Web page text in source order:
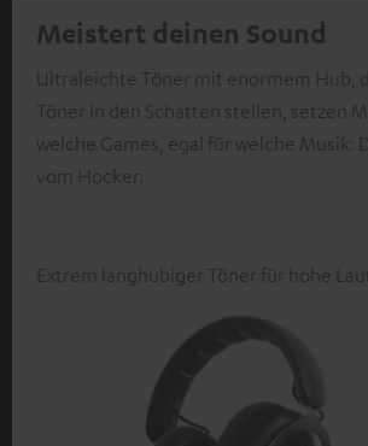
Meistert deinen Sound
Ultraleichte Töner mit enormem Hub,
Töner in den Schatten stellen, setzen
welche Games, egal für welche Musik:
vom Hocker.
Extrem langhubiger Töner für hohe